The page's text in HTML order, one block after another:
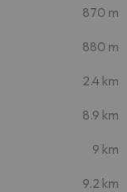
870 m
880 m
2.4 km
8.9 km
9 km
9.2 km